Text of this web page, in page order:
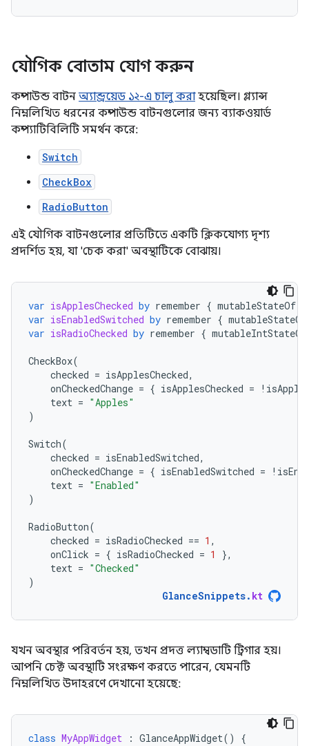
যৌগিক বোতাম যোগ করুন
কম্পাউন্ড বাটন অ্যান্ড্রয়েড ১২-এ চালু করাহয়েছিল। গ্ল্যান্স
নিম্নলিখিত ধরনের কম্পাউন্ড বাটনগুলোর জন্য ব্যাকওয়ার্ড
কম্প্যাটিবিলিটি সমর্থন করে:
Switch
CheckBox
RadioButton
এই যৌগিক বাটনগুলোর প্রতিটিতে একটি ক্লিকযোগ্য দৃশ্য
প্রদর্শিত হয়, যা 'চেক করা' অবস্থাটিকে বোঝায়।
var isApplesChecked by remember { mutableStateOf
var isEnabledSwitched by remember { mutableStateOf
var isRadioChecked by remember { mutableIntStateOf
CheckBox(
checked = isApplesChecked,
onCheckedChange = { isApplesChecked = !
text = "Apples"
)
Switch(
checked = isEnabledSwitched,
onCheckedChange = { isEnabledSwitched = !
text = "Enabled"
)
RadioButton(
checked = isRadioChecked == 1 ,
onClick = { isRadioChecked = 1
},
text = "Checked"
)
GlanceSnippets. kt
যখন অবস্থার পরিবর্তন হয়, তখন প্রদত্ত ল্যাম্বডাটি ট্রিগার হয়।
আপনি চেক্ট অবস্থাটি সংরক্ষণ করতে পারেন, যেমনটি
নিম্নলিখিত উদাহরণে দেখানো হয়েছে:
class MyAppWidget : GlanceAppWidget() {